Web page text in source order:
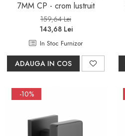
7MM CP - crom lustruit
159,64 Lei
143,68 Lei
In Stoc Furnizor
ADAUGA IN COS
-10%